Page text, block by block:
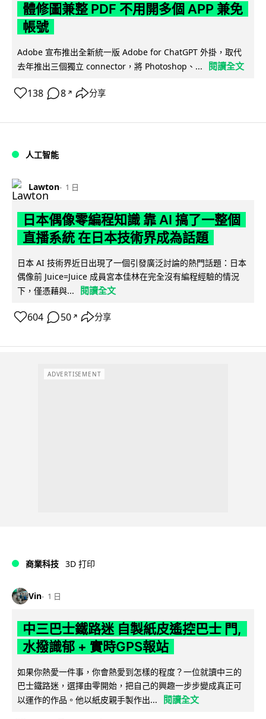
體修圖兼整 PDF 不用開多個 APP 兼免
帳號
Adobe 宣布推出全新統一版 Adobe for ChatGPT 外掛，取代
去年推出三個獨立 connector，將 Photoshop、...
閱讀全文
138 8 ↗ 分享
人工智能
Lawton 1 日
日本偶像零編程知識 靠 AI 搞了一整個
直播系統 在日本技術界成為話題
日本 AI 技術界近日出現了一個引發廣泛討論的熱門話題：日本
偶像前 Juice=Juice 成員宮本佳林在完全沒有編程經驗的情況
下，僅憑藉與...
閱讀全文
604 50 ↗ 分享
ADVERTISEMENT
商業科技 3D 打印
Vin 1 日
中三巴士鐵路迷 自製紙皮遙控巴士 門,
水撥識郁 + 實時GPS報站
如果你熱愛一件事，你會熱愛到怎樣的程度？一位就讀中三的
巴士鐵路迷，選擇由零開始，把自己的興趣一步步變成真正可
以運作的作品。他以紙皮親手製作出...
閱讀全文